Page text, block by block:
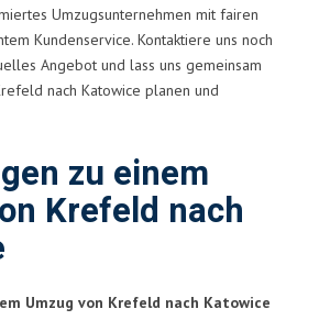
Umzugsunternehmen mit fairen
Kundenservice. Kontaktiere uns noch
Angebot und lass uns gemeinsam
nach Katowice planen und
zu einem
Krefeld nach
Umzug von Krefeld nach Katowice